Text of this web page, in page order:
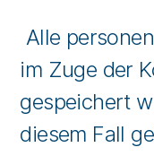
Alle
im Zuge der
gespeichert
diesem Fall